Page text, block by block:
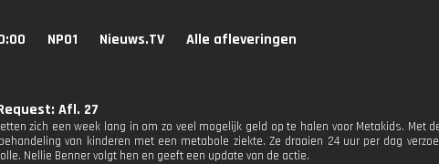
NPO1 Nieuws.TV Alle afleveringen
Afl. 27
zich een week lang in om zo veel mogelijk geld op te halen voor Metakids. Met
van kinderen met een metabole ziekte. Ze draaien 24 uur per dag
Nellie Benner volgt hen en geeft een update van de actie.